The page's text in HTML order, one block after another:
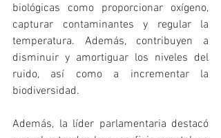
biológicas como proporcionar oxígeno,
capturar contaminantes y regular la
temperatura. Además, contribuyen a
disminuir y amortiguar los niveles del
ruido, así como a incrementar la
biodiversidad.
Además, la líder parlamentaria destacó